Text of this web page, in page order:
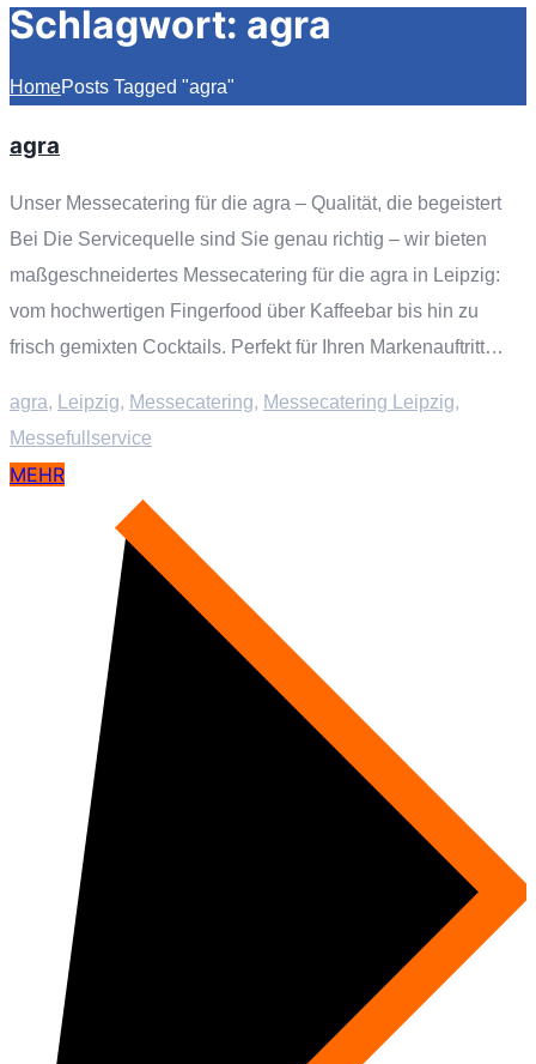
Schlagwort: agra
HomePosts Tagged "agra"
agra
Unser Messecatering für die agra – Qualität, die begeistert
Bei Die Servicequelle sind Sie genau richtig – wir bieten
maßgeschneidertes Messecatering für die agra in Leipzig:
vom hochwertigen Fingerfood über Kaffeebar bis hin zu
frisch gemixten Cocktails. Perfekt für Ihren Markenauftritt…
agra, Leipzig, Messecatering, Messecatering Leipzig,
Messefullservice
MEHR